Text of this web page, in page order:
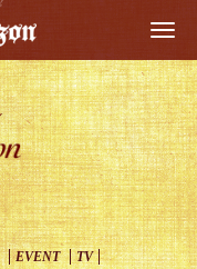
EVENT
TV